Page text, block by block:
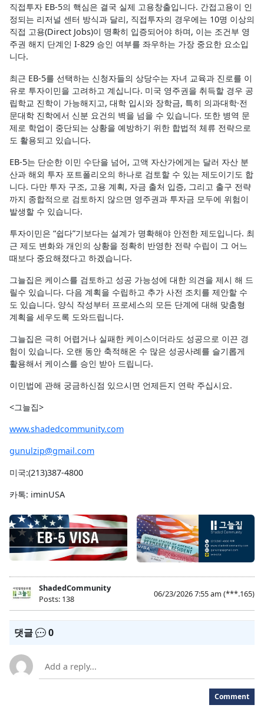
직접투자 EB-5의 핵심은 결국 실제 고용창출입니다. 간접고용이 인
정되는 리저널 센터 방식과 달리, 직접투자의 경우에는 10명 이상의
직접 고용(Direct Jobs)이 명확히 입증되어야 하며, 이는 조건부 영
주권 해지 단계인 I-829 승인 여부를 좌우하는 가장 중요한 요소입
니다.
최근 EB-5를 선택하는 신청자들의 상당수는 자녀 교육과 진로를 이
유로 투자이민을 고려하고 계십니다. 미국 영주권을 취득할 경우 공
립학교 진학이 가능해지고, 대학 입시와 장학금, 특히 의과대학·전
문대학 진학에서 신분 요건의 벽을 넘을 수 있습니다. 또한 병역 문
제로 학업이 중단되는 상황을 예방하기 위한 합법적 체류 전략으로
도 활용되고 있습니다.
EB-5는 단순한 이민 수단을 넘어, 고액 자산가에게는 달러 자산 분
산과 해외 투자 포트폴리오의 하나로 검토할 수 있는 제도이기도 합
니다. 다만 투자 구조, 고용 계획, 자금 출처 입증, 그리고 출구 전략
까지 종합적으로 검토하지 않으면 영주권과 투자금 모두에 위험이
발생할 수 있습니다.
투자이민은 “쉽다”기보다는 설계가 명확해야 안전한 제도입니다. 최
근 제도 변화와 개인의 상황을 정확히 반영한 전략 수립이 그 어느
때보다 중요해졌다고 하겠습니다.
그늘집은 케이스를 검토하고 성공 가능성에 대한 의견을 제시 해 드
릴수 있습니다. 다음 계획을 수립하고 추가 사전 조치를 제안할 수
도 있습니다. 양식 작성부터 프로세스의 모든 단계에 대해 맞춤형
계획을 세우도록 도와드립니다.
그늘집은 극히 어렵거나 실패한 케이스이더라도 성공으로 이끈 경
험이 있습니다. 오랜 동안 축적해온 수 많은 성공사례를 슬기롭게
활용해서 케이스를 승인 받아 드립니다.
이민법에 관해 궁금하신점 있으시면 언제든지 연락 주십시요.
<그늘집>
www.shadedcommunity.com
gunulzip@gmail.com
미국:(213)387-4800
카톡: iminUSA
ShadedCommunity
Posts: 138
06/23/2026 7:55 am (***.165)
댓글 0
Comment